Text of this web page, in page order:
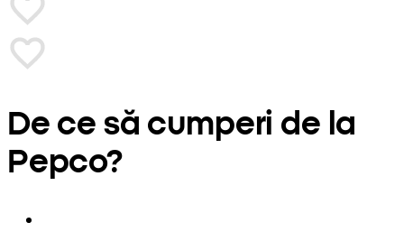
De ce să cumperi de la
Pepco?